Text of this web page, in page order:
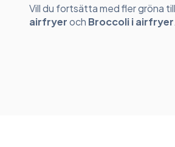
Vill du fortsätta med fler gröna
airfryeroch Broccoli i airfryer